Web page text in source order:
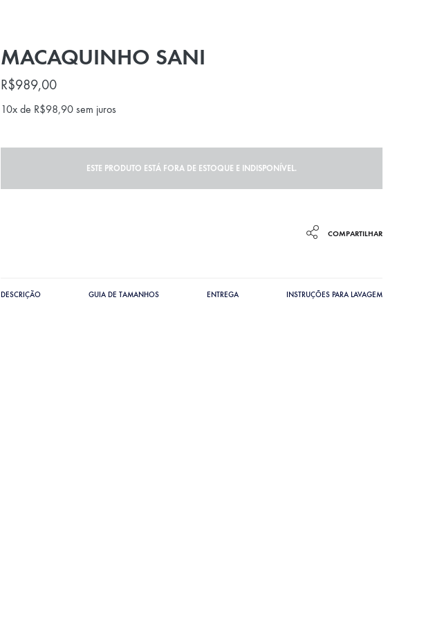
MACAQUINHO SANI
R$989,00
10x de R$98,90 sem juros
ESTE PRODUTO ESTÁ FORA DE ESTOQUE E INDISPONÍVEL.
COMPARTILHAR
DESCRIÇÃO GUIA DE TAMANHOS ENTREGA INSTRUÇÕES PARA LAVAGEM